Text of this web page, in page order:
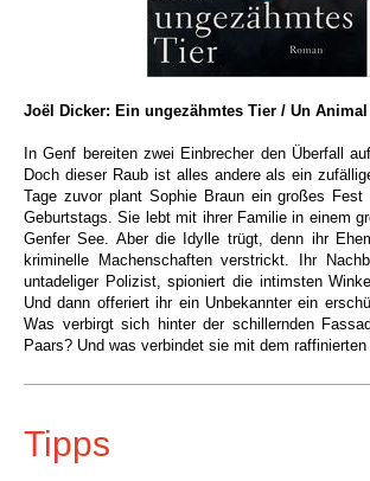
Joël Dicker: Ein ungezähmtes Tier / Un Animal
In Genf bereiten zwei Einbrecher den Überfall
Doch dieser Raub ist alles andere als ein
Tage zuvor plant Sophie Braun ein großes Fest
Geburtstags. Sie lebt mit ihrer Familie in einem
Genfer See. Aber die Idylle trügt, denn ihr
kriminelle Machenschaften verstrickt. Ihr
untadeliger Polizist, spioniert die intimsten
Und dann offeriert ihr ein Unbekannter ein
Was verbirgt sich hinter der schillernden
Paars? Und was verbindet sie mit dem
Tipps